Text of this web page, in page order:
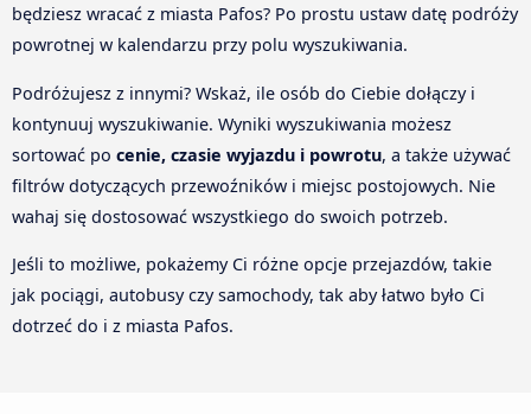
będziesz wracać z miasta Pafos? Po prostu ustaw datę podróży
powrotnej w kalendarzu przy polu wyszukiwania.
Podróżujesz z innymi? Wskaż, ile osób do Ciebie dołączy i
kontynuuj wyszukiwanie. Wyniki wyszukiwania możesz
sortować po cenie, czasie wyjazdu i powrotu, a także używać
filtrów dotyczących przewoźników i miejsc postojowych. Nie
wahaj się dostosować wszystkiego do swoich potrzeb.
Jeśli to możliwe, pokażemy Ci różne opcje przejazdów, takie
jak pociągi, autobusy czy samochody, tak aby łatwo było Ci
dotrzeć do i z miasta Pafos.